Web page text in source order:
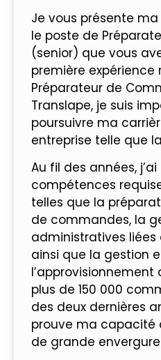
Je vous présente
le poste de
(senior) que vous
première
Préparateur de
Translape, je suis
poursuivre ma
entreprise telle que
Au fil des années,
compétences
telles que la
de commandes, la
administratives
ainsi que la gestion
l’approvisionnement
plus de 150 000
des deux dernières
prouve ma capacité
de grande